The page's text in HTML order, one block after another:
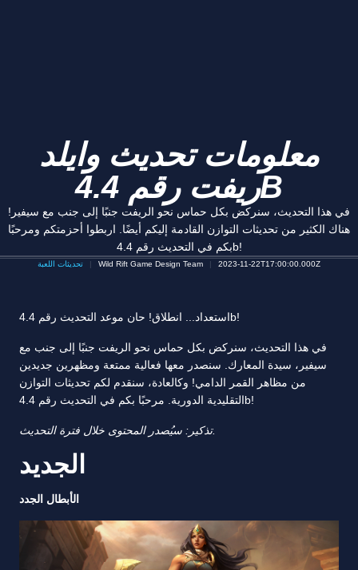
معلومات تحديث وايلد
ريفت رقم 4.4B
في هذا التحديث، سنركض بكل حماس نحو الريفت جنبًا إلى جنب مع سيفير!
هناك الكثير من تحديثات التوازن القادمة إليكم أيضًا. اربطوا أحزمتكم ومرحبًا
بكم في التحديث رقم 4.4b!
تحديثات اللعبة Wild Rift Game Design Team 2023-11-22T17:00:00.000Z
استعداد... انطلاق! حان موعد التحديث رقم 4.4b!
في هذا التحديث، سنركض بكل حماس نحو الريفت جنبًا إلى جنب مع
سيفير، سيدة المعارك. سنصدر معها فعالية ممتعة ومظهرين جديدين
من مظاهر القمر الدامي! وكالعادة، سنقدم لكم تحديثات التوازن
التقليدية الدورية. مرحبًا بكم في التحديث رقم 4.4b!
تذكير: سيُصدر المحتوى خلال فترة التحديث.
الجديد
الأبطال الجدد